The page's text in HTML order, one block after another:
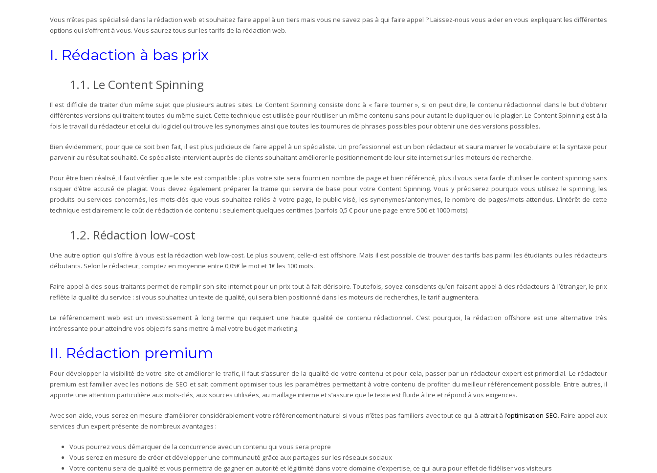
Vous n’êtes pas spécialisé dans la rédaction web et souhaitez faire appel à un tiers mais vous ne savez pas à qui faire appel ? Laissez-nous vous aider en vous expliquant les différentes
options qui s’offrent à vous. Vous saurez tous sur les tarifs de la rédaction web.
I. Rédaction à bas prix
1.1. Le Content Spinning
Il est difficile de traiter d’un même sujet que plusieurs autres sites. Le Content Spinning consiste donc à « faire tourner », si on peut dire, le contenu rédactionnel dans le but d’obtenir
différentes versions qui traitent toutes du même sujet. Cette technique est utilisée pour réutiliser un même contenu sans pour autant le dupliquer ou le plagier. Le Content Spinning est à la
fois le travail du rédacteur et celui du logiciel qui trouve les synonymes ainsi que toutes les tournures de phrases possibles pour obtenir une des versions possibles.
Bien évidemment, pour que ce soit bien fait, il est plus judicieux de faire appel à un spécialiste. Un professionnel est un bon rédacteur et saura manier le vocabulaire et la syntaxe pour
parvenir au résultat souhaité. Ce spécialiste intervient auprès de clients souhaitant améliorer le positionnement de leur site internet sur les moteurs de recherche.
Pour être bien réalisé, il faut vérifier que le site est compatible : plus votre site sera fourni en nombre de page et bien référencé, plus il vous sera facile d’utiliser le content spinning sans
risquer d’être accusé de plagiat. Vous devez également préparer la trame qui servira de base pour votre Content Spinning. Vous y préciserez pourquoi vous utilisez le spinning, les
produits ou services concernés, les mots-clés que vous souhaitez reliés à votre page, le public visé, les synonymes/antonymes, le nombre de pages/mots attendus. L’intérêt de cette
technique est clairement le coût de rédaction de contenu : seulement quelques centimes (parfois 0,5 € pour une page entre 500 et 1000 mots).
1.2. Rédaction low-cost
Une autre option qui s’offre à vous est la rédaction web low-cost. Le plus souvent, celle-ci est offshore. Mais il est possible de trouver des tarifs bas parmi les étudiants ou les rédacteurs
débutants. Selon le rédacteur, comptez en moyenne entre 0,05€ le mot et 1€ les 100 mots.
Faire appel à des sous-traitants permet de remplir son site internet pour un prix tout à fait dérisoire. Toutefois, soyez conscients qu’en faisant appel à des rédacteurs à l’étranger, le prix
reflète la qualité du service : si vous souhaitez un texte de qualité, qui sera bien positionné dans les moteurs de recherches, le tarif augmentera.
Le référencement web est un investissement à long terme qui requiert une haute qualité de contenu rédactionnel. C’est pourquoi, la rédaction offshore est une alternative très
intéressante pour atteindre vos objectifs sans mettre à mal votre budget marketing.
II. Rédaction premium
Pour développer la visibilité de votre site et améliorer le trafic, il faut s’assurer de la qualité de votre contenu et pour cela, passer par un rédacteur expert est primordial. Le rédacteur
premium est familier avec les notions de SEO et sait comment optimiser tous les paramètres permettant à votre contenu de profiter du meilleur référencement possible. Entre autres, il
apporte une attention particulière aux mots-clés, aux sources utilisées, au maillage interne et s’assure que le texte est fluide à lire et répond à vos exigences.
Avec son aide, vous serez en mesure d’améliorer considérablement votre référencement naturel si vous n’êtes pas familiers avec tout ce qui à attrait à l’optimisation SEO. Faire appel aux
services d’un expert présente de nombreux avantages :
Vous pourrez vous démarquer de la concurrence avec un contenu qui vous sera propre
Vous serez en mesure de créer et développer une communauté grâce aux partages sur les réseaux sociaux
Votre contenu sera de qualité et vous permettra de gagner en autorité et légitimité dans votre domaine d’expertise, ce qui aura pour effet de fidéliser vos visiteurs